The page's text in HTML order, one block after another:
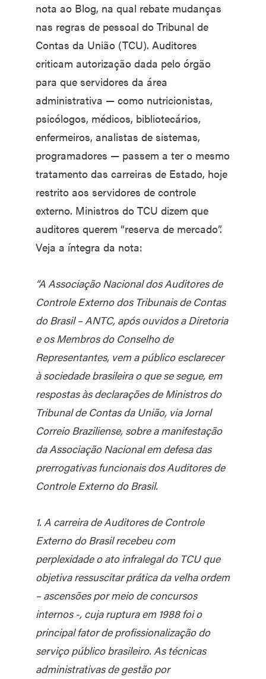
nota ao Blog, na qual rebate mudanças
nas regras de pessoal do Tribunal de
Contas da União (TCU). Auditores
criticam autorização dada pelo órgão
para que servidores da área
administrativa — como nutricionistas,
psicólogos, médicos, bibliotecários,
enfermeiros, analistas de sistemas,
programadores — passem a ter o mesmo
tratamento das carreiras de Estado, hoje
restrito aos servidores de controle
externo. Ministros do TCU dizem que
auditores querem “reserva de mercado”.
Veja a íntegra da nota:
“A Associação Nacional dos Auditores de
Controle Externo dos Tribunais de Contas
do Brasil – ANTC, após ouvidos a Diretoria
e os Membros do Conselho de
Representantes, vem a público esclarecer
à sociedade brasileira o que se segue, em
respostas às declarações de Ministros do
Tribunal de Contas da União, via Jornal
Correio Braziliense, sobre a manifestação
da Associação Nacional em defesa das
prerrogativas funcionais dos Auditores de
Controle Externo do Brasil.
1. A carreira de Auditores de Controle
Externo do Brasil recebeu com
perplexidade o ato infralegal do TCU que
objetiva ressuscitar prática da velha ordem
– ascensões por meio de concursos
internos -, cuja ruptura em 1988 foi o
principal fator de profissionalização do
serviço público brasileiro. As técnicas
administrativas de gestão por